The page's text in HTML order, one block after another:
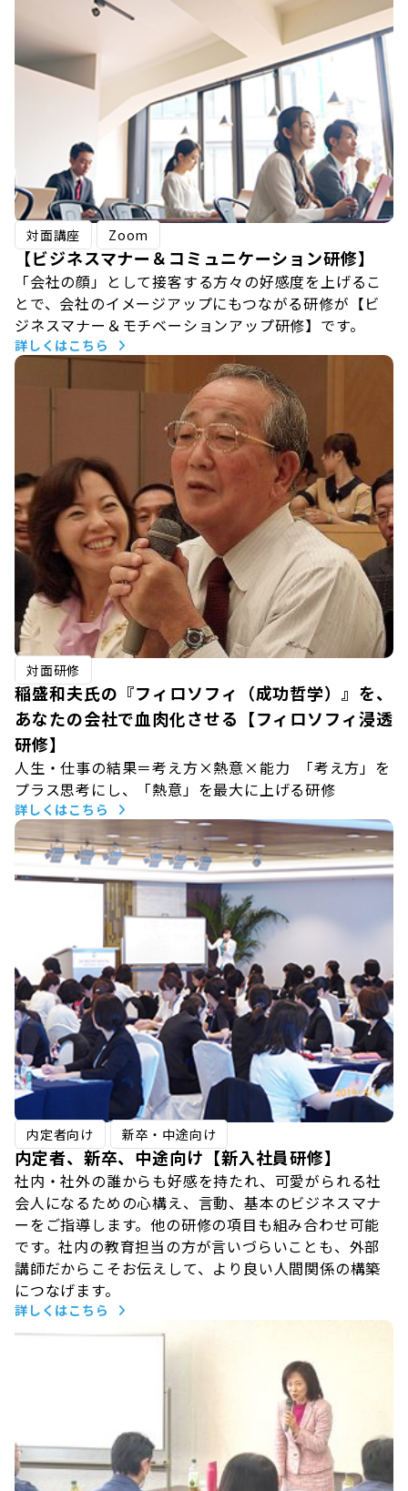
対面講座 Zoom
【ビジネスマナー＆コミュニケーション研修】
「会社の顔」として接客する方々の好感度を上げるこ
とで、会社のイメージアップにもつながる研修が【ビ
ジネスマナー＆モチベーションアップ研修】です。
詳しくはこちら
対面研修
稲盛和夫氏の『フィロソフィ（成功哲学）』を、
あなたの会社で血肉化させる【フィロソフィ浸透
研修】
人生・仕事の結果＝考え方×熱意×能力 「考え方」を
プラス思考にし、「熱意」を最大に上げる研修
詳しくはこちら
内定者向け 新卒・中途向け
内定者、新卒、中途向け【新入社員研修】
社内・社外の誰からも好感を持たれ、可愛がられる社
会人になるための心構え、言動、基本のビジネスマナ
ーをご指導します。他の研修の項目も組み合わせ可能
です。社内の教育担当の方が言いづらいことも、外部
講師だからこそお伝えして、より良い人間関係の構築
につなげます。
詳しくはこちら